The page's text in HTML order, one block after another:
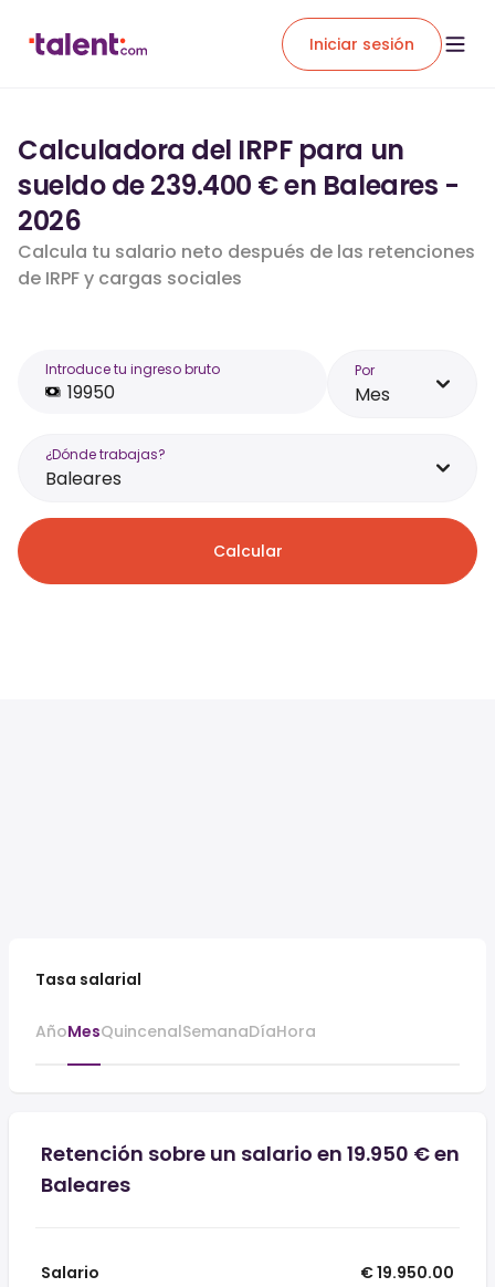
Iniciar sesión
Calculadora del IRPF para un
sueldo de 239.400 € en Baleares -
2026
Calcula tu salario neto después de las retenciones
de IRPF y cargas sociales
Introduce tu ingreso bruto Por
Mes
¿Dónde trabajas?
Baleares
Calcular
Tasa salarial
AñoMesQuincenalSemanaDíaHora
Retención sobre un salario en 19.950 € en
Baleares
Salario
€ 19.950.00